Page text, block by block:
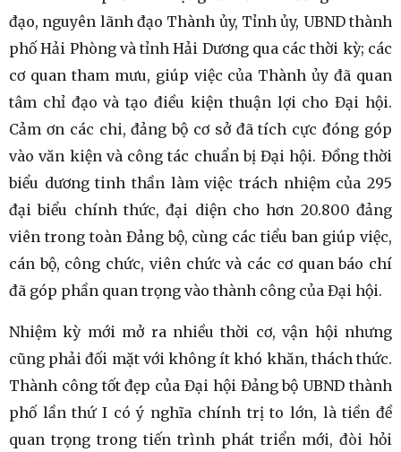
đạo, nguyên lãnh đạo Thành ủy, Tỉnh ủy, UBND thành
phố Hải Phòng và tỉnh Hải Dương qua các thời kỳ; các
cơ quan tham mưu, giúp việc của Thành ủy đã quan
tâm chỉ đạo và tạo điều kiện thuận lợi cho Đại hội.
Cảm ơn các chi, đảng bộ cơ sở đã tích cực đóng góp
vào văn kiện và công tác chuẩn bị Đại hội. Đồng thời
biểu dương tinh thần làm việc trách nhiệm của 295
đại biểu chính thức, đại diện cho hơn 20.800 đảng
viên trong toàn Đảng bộ, cùng các tiểu ban giúp việc,
cán bộ, công chức, viên chức và các cơ quan báo chí
đã góp phần quan trọng vào thành công của Đại hội.
Nhiệm kỳ mới mở ra nhiều thời cơ, vận hội nhưng
cũng phải đối mặt với không ít khó khăn, thách thức.
Thành công tốt đẹp của Đại hội Đảng bộ UBND thành
phố lần thứ I có ý nghĩa chính trị to lớn, là tiền đề
quan trọng trong tiến trình phát triển mới, đòi hỏi